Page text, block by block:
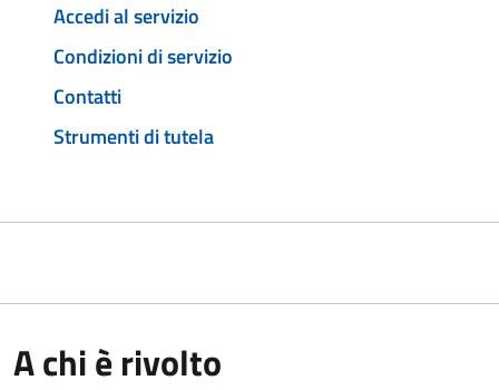
Accedi al servizio
Condizioni di servizio
Contatti
Strumenti di tutela
A chi è rivolto